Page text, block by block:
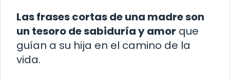
Las frases cortas de una madre son
un tesoro de sabiduría y amor que
guían a su hija en el camino de la
vida.